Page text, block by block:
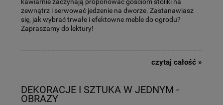
kawiarnie zaczynają proponować gościom stoliki na
zewnątrz i serwować jedzenie na dworze. Zastanawiasz
się, jak wybrać trwałe i efektowne meble do ogrodu?
Zapraszamy do lektury!
czytaj całość »
DEKORACJE I SZTUKA W JEDNYM -
OBRAZY